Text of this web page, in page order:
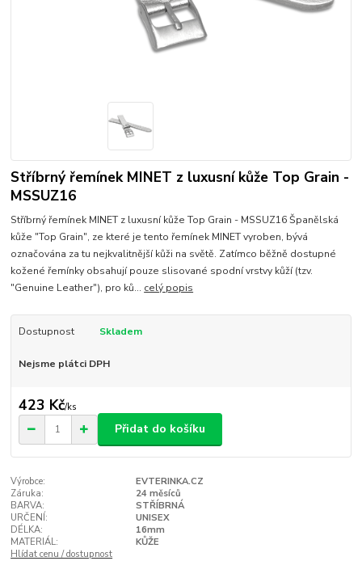
Stříbrný řemínek MINET z luxusní kůže Top Grain -
MSSUZ16
Stříbrný řemínek MINET z luxusní kůže Top Grain - MSSUZ16 Španělská
kůže "Top Grain", ze které je tento řemínek MINET vyroben, bývá
označována za tu nejkvalitnější kůži na světě. Zatímco běžně dostupné
kožené řemínky obsahují pouze slisované spodní vrstvy kůží (tzv.
"Genuine Leather"), pro ků... celý popis
Dostupnost Skladem
Nejsme plátci DPH
423 Kč/ks
Přidat do košíku
Výrobce:
EVTERINKA.CZ
Záruka:
24 měsíců
BARVA:
STŘÍBRNÁ
URČENÍ:
UNISEX
DÉLKA:
16mm
MATERIÁL:
KŮŽE
Hlídat cenu / dostupnost